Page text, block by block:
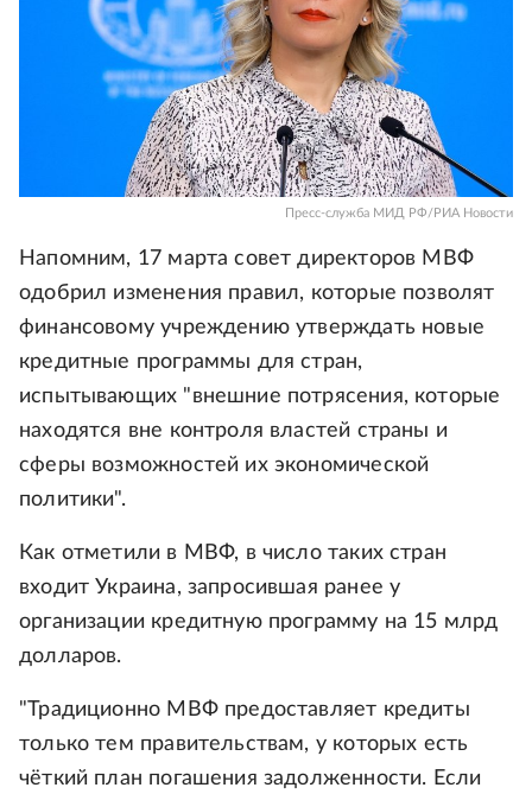
Пресс-служба МИД РФ/РИА Новости
Напомним, 17 марта совет директоров МВФ
одобрил изменения правил, которые позволят
финансовому учреждению утверждать новые
кредитные программы для стран,
испытывающих "внешние потрясения, которые
находятся вне контроля властей страны и
сферы возможностей их экономической
политики".
Как отметили в МВФ, в число таких стран
входит Украина, запросившая ранее у
организации кредитную программу на 15 млрд
долларов.
"Традиционно МВФ предоставляет кредиты
только тем правительствам, у которых есть
чёткий план погашения задолженности. Если